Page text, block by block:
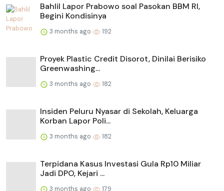
Bahlil Lapor Prabowo soal Pasokan BBM RI,
Begini Kondisinya
3 months ago 192
Proyek Plastic Credit Disorot, Dinilai Berisiko
Greenwashing...
3 months ago 182
Insiden Peluru Nyasar di Sekolah, Keluarga
Korban Lapor Poli...
3 months ago 182
Terpidana Kasus Investasi Gula Rp10 Miliar
Jadi DPO, Kejari ...
3 months ago 179